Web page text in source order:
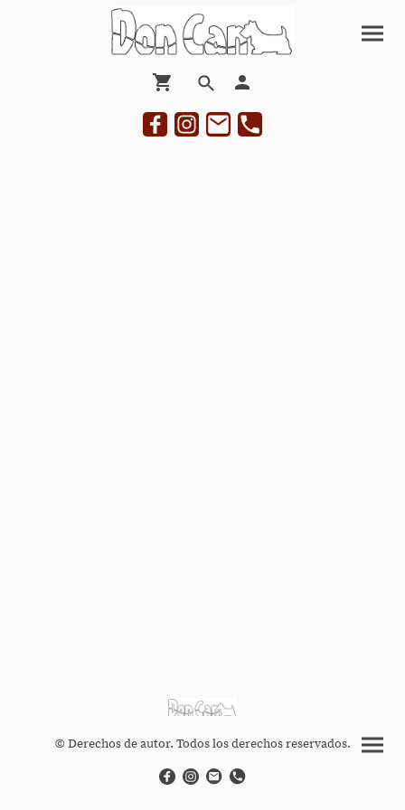
© Derechos de autor. Todos los derechos reservados.